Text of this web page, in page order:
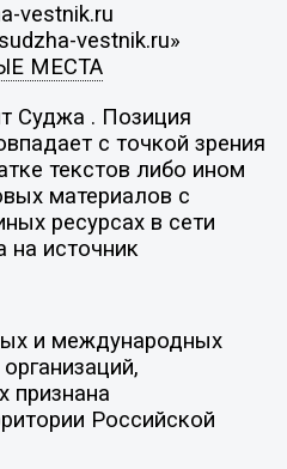
vestnik.ru
vestnik.ru»
МЕСТА
Суджа . Позиция
с точкой зрения
текстов либо ином
материалов с
ресурсах в сети
на источник
и международных
признана
Российской